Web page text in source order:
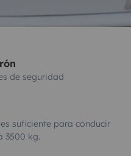
de seguridad
suficiente para conducir
3500 kg.